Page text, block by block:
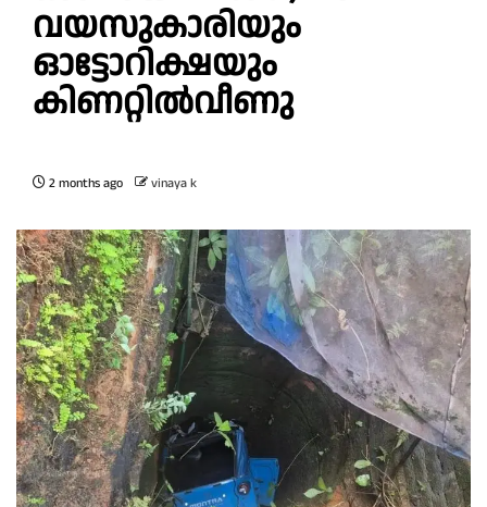
വയസുകാരിയും
ഓട്ടോറിക്ഷയും
കിണറ്റിൽവീണു
2 months ago vinaya k